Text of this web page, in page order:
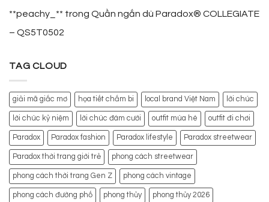
**peachy_** trong Quần ngắn dù Paradox® COLLEGIATE
– QS5T0502
TAG CLOUD
giải mã giấc mơ họa tiết chấm bi local brand Việt Nam lời chúc
lời chúc kỷ niệm lời chúc đám cưới outfit mùa hè outfit đi chơi
Paradox Paradox fashion Paradox lifestyle Paradox streetwear
Paradox thời trang giới trẻ phong cách streetwear
phong cách thời trang Gen Z phong cách vintage
phong cách đường phố phong thủy phong thủy 2026